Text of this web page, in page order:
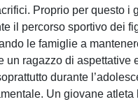
Proprio per questo i
il percorso sportivo dei
le famiglie a
un ragazzo di aspettative
durante
Un giovane